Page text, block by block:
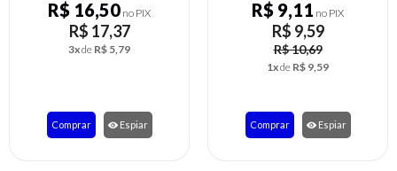
R$ 16,50no PIX
R$ 17,37
R$ 5,79
Comprar Espiar
R$ 9,11no PIX
R$ 9,59
R$ 10,69
R$ 9,59
Comprar Espiar